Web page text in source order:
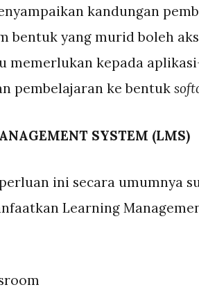
kandungan
bentuk yang murid boleh
memerlukan kepada
pembelajaran ke bentuk
SYSTEM (LMS)
ini secara umumnya
Learning